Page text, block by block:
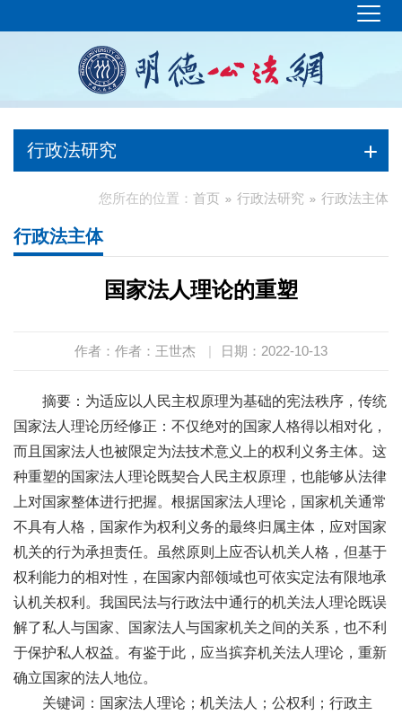
行政法研究
您所在的位置： 首页 行政法研究 行政法主体
行政法主体
国家法人理论的重塑
作者：作者：王世杰 | 日期：2022-10-13
摘要：为适应以人民主权原理为基础的宪法秩序，传统
国家法人理论历经修正：不仅绝对的国家人格得以相对化，
而且国家法人也被限定为法技术意义上的权利义务主体。这
种重塑的国家法人理论既契合人民主权原理，也能够从法律
上对国家整体进行把握。根据国家法人理论，国家机关通常
不具有人格，国家作为权利义务的最终归属主体，应对国家
机关的行为承担责任。虽然原则上应否认机关人格，但基于
权利能力的相对性，在国家内部领域也可依实定法有限地承
认机关权利。我国民法与行政法中通行的机关法人理论既误
解了私人与国家、国家法人与国家机关之间的关系，也不利
于保护私人权益。有鉴于此，应当摈弃机关法人理论，重新
确立国家的法人地位。
关键词：国家法人理论；机关法人；公权利；行政主